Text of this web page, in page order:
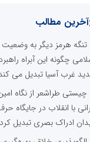
آخرین مطالب
تنگه هرمز دیگر به
چگونه این آبراه
غرب آسیا تبدیل می
چیستی طراشعر از نگاه
با انقلاب در جایگاه
ادراک بصری تبدیل